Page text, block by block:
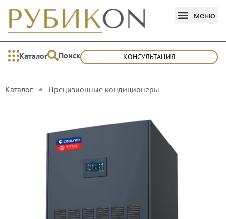
Каталог Поиск КОНСУЛЬТАЦИЯ
Каталог Прецизионные кондиционеры